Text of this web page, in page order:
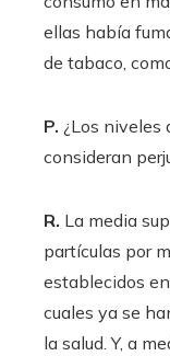
ellas había
de tabaco,
P. ¿Los niveles
consideran
R. La media
partículas por
establecidos
cuales ya se
la salud. Y, a